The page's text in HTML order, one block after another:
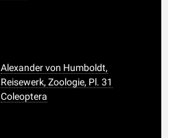
Alexander von Humboldt,
Reisewerk, Zoologie, Pl. 31
Coleoptera